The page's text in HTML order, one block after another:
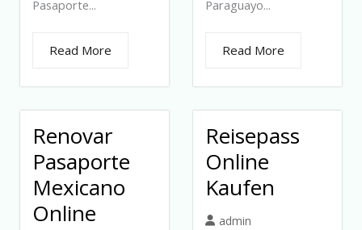
Pasaporte...
Read More
Paraguayo...
Read More
Renovar
Pasaporte
Mexicano
Online
Reisepass
Online
Kaufen
admin